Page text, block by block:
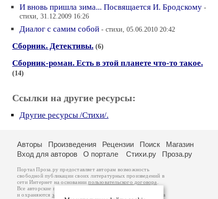
И вновь пришла зима... Посвящается И. Бродскому -
стихи, 31.12.2009 16:26
Диалог с самим собой - стихи, 05.06.2010 20:42
Сборник. Детективы. (6)
Сборник-роман. Есть в этой планете что-то такое.
(14)
Ссылки на другие ресурсы:
Другие ресурсы /Стихи/.
Авторы Произведения Рецензии Поиск
Магазин
Вход для авторов
О портале Стихи.ру Проза.ру
Портал Проза.ру предоставляет авторам возможность
свободной публикации своих литературных произведений в
сети Интернет на основаниипользовательского договора
Все авторские права на произведения принадлежат авторам
и охраняются законом
. Перепечатка произведений возможна